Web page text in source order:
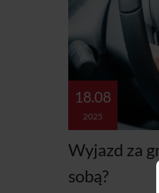
18.08
2025
Wyjazd za
sobą?